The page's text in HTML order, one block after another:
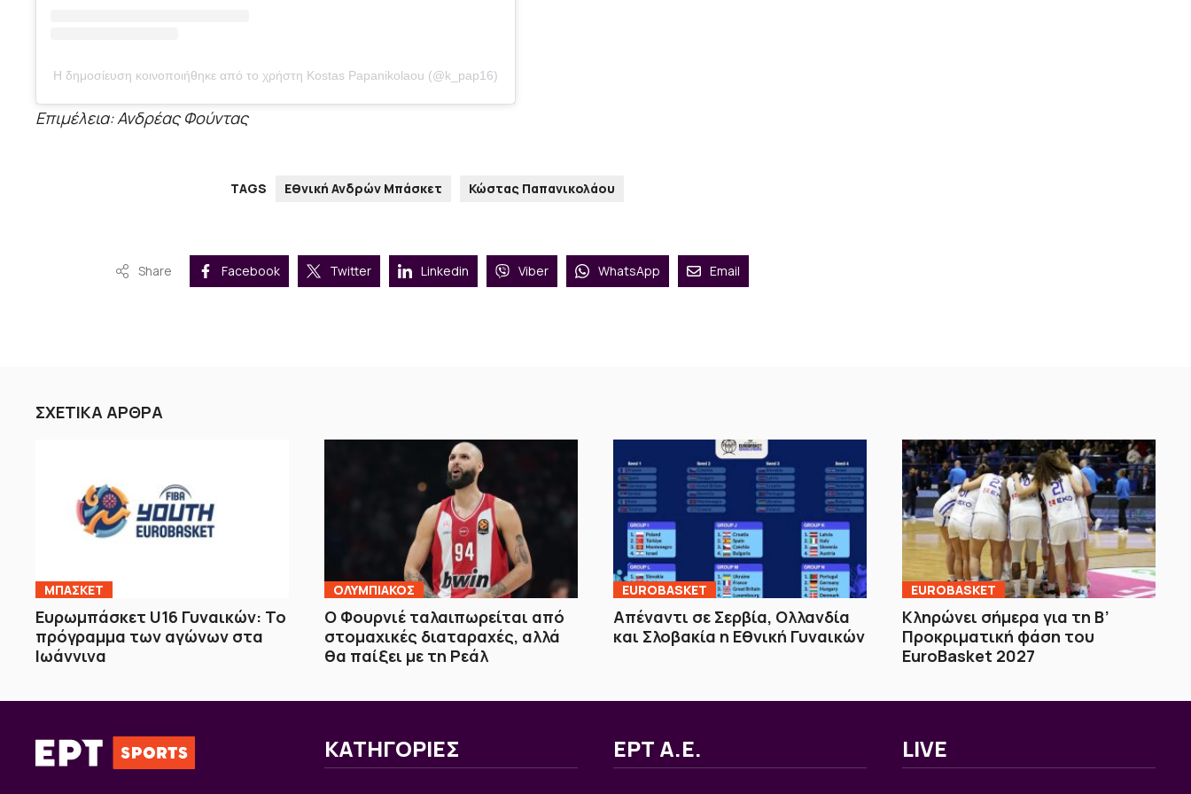
Η δημοσίευση κοινοποιήθηκε από το χρήστη Kostas Papanikolaou (@k_pap16)
Επιμέλεια: Ανδρέας Φούντας
TAGS Εθνική Ανδρών Μπάσκετ Κώστας Παπανικολάου
Share Facebook Twitter Linkedin Viber WhatsApp Email
ΣΧΕΤΙΚΑ ΑΡΘΡΑ
ΜΠΑΣΚΕΤ
Ευρωμπάσκετ U16 Γυναικών: Το
πρόγραμμα των αγώνων στα
Ιωάννινα
ΟΛΥΜΠΙΑΚΟΣ
Ο Φουρνιέ ταλαιπωρείται από
στομαχικές διαταραχές, αλλά
θα παίξει με τη Ρεάλ
EUROBASKET
Απέναντι σε Σερβία, Ολλανδία
και Σλοβακία η Εθνική Γυναικών
EUROBASKET
Κληρώνει σήμερα για τη Β’
Προκριματική φάση του
EuroBasket 2027
ΚΑΤΗΓΟΡΙΕΣ ΕΡΤ Α.Ε. LIVE